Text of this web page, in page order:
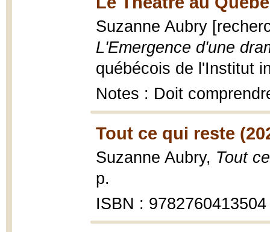
Suzanne Aubry
L'Emergence d'une
québécois de l'Institut
Notes : Doit
Tout ce qui reste
Suzanne Aubry, Tout
p.
ISBN : 9782760413504